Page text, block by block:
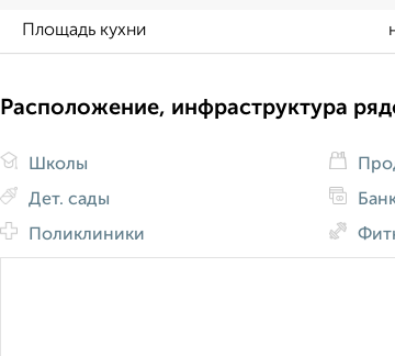
Площадь кухни
Расположение, инфраструктура
Школы
Дет. сады
Поликлиники